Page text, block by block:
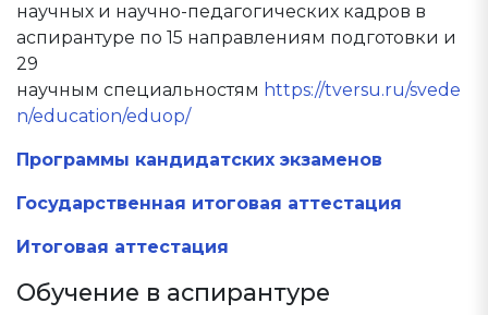
научных и научно-педагогических кадров в
аспирантуре по 15 направлениям подготовки и
29
научным специальностям https://tversu.ru/svede
n/education/eduop/
Программы кандидатских экзаменов
Государственная итоговая аттестация
Итоговая аттестация
Обучение в аспирантуре